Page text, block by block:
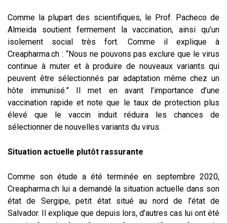
Comme la plupart des scientifiques, le Prof. Pacheco de
Almeida soutient fermement la vaccination, ainsi qu’un
isolement social très fort. Comme il explique à
Creapharma.ch : “Nous ne pouvons pas exclure que le virus
continue à muter et à produire de nouveaux variants qui
peuvent être sélectionnés par adaptation même chez un
hôte immunisé.” Il met en avant l’importance d’une
vaccination rapide et note que le taux de protection plus
élevé que le vaccin induit réduira les chances de
sélectionner de nouvelles variants du virus.
Situation actuelle plutôt rassurante
Comme son étude a été terminée en septembre 2020,
Creapharma.ch lui a demandé la situation actuelle dans son
état de Sergipe, petit état situé au nord de l’état de
Salvador. Il explique que depuis lors, d’autres cas lui ont été